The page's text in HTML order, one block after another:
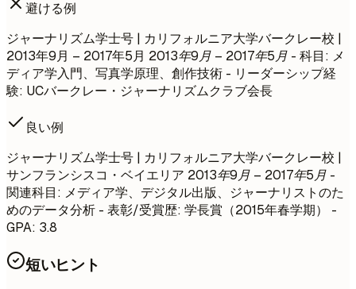
避ける例
ジャーナリズム学士号 | カリフォルニア大学バークレー校 |
2013年9月 – 2017年5月 2013年9月 – 2017年5月 - 科目: メ
ディア学入門、写真学原理、創作技術 - リーダーシップ経
験: UCバークレー・ジャーナリズムクラブ会長
良い例
ジャーナリズム学士号 | カリフォルニア大学バークレー校 |
サンフランシスコ・ベイエリア 2013年9月 – 2017年5月 -
関連科目: メディア学、デジタル出版、ジャーナリストのた
めのデータ分析 - 表彰/受賞歴: 学長賞（2015年春学期） -
GPA: 3.8
短いヒント